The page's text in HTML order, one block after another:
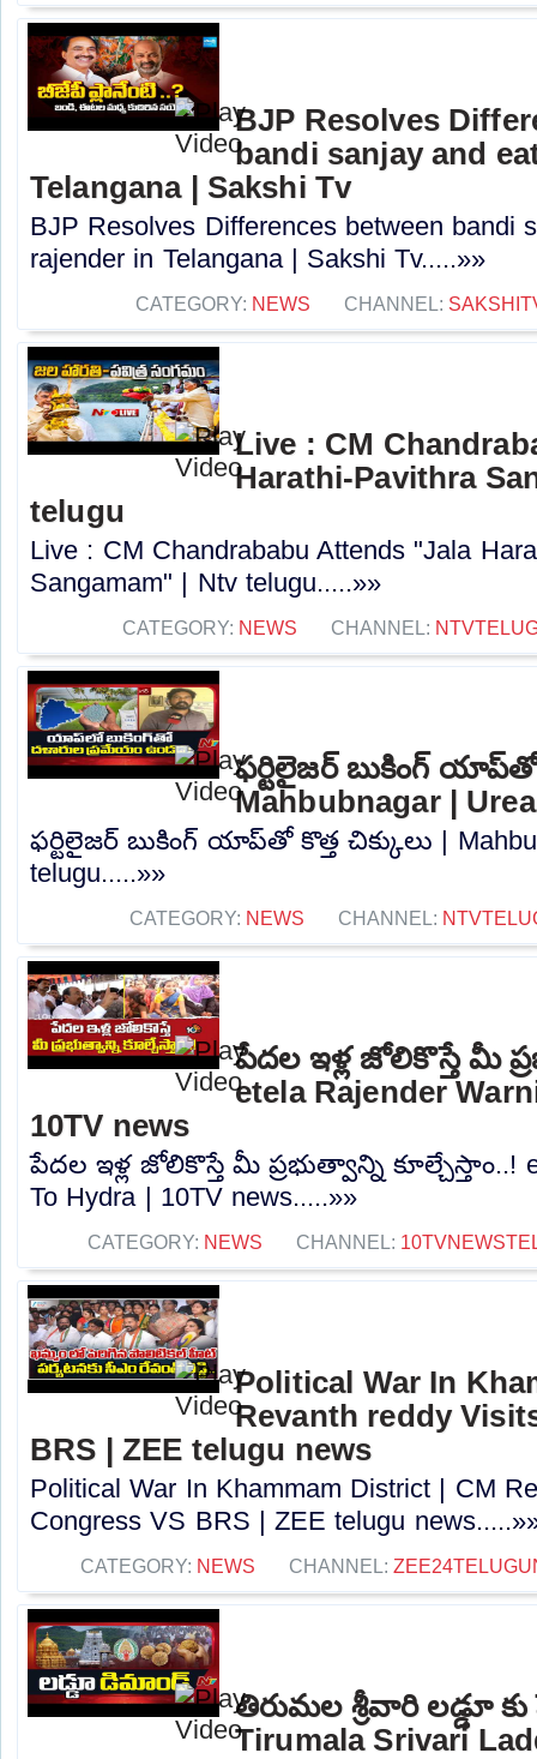
BJP Resolves
bandi sanjay and
Telangana | Sakshi Tv
BJP Resolves Differences between bandi
rajender in Telangana | Sakshi Tv.....»»
CATEGORY: NEWS CHANNEL:
Live : CM
Harathi-Pavithra
telugu
Live : CM Chandrababu Attends "Jala
Sangamam" | Ntv telugu.....»»
CATEGORY: NEWS CHANNEL:
ఫర్టిలైజర్ బుకింగ్ యాప్‌తో
Mahbubnagar |
ఫర్టిలైజర్ బుకింగ్ యాప్‌తో కొత్త చిక్కులు |
telugu.....»»
CATEGORY: NEWS CHANNEL:
పేదల ఇళ్ల జోలికొస్తే మీ
etela Rajender
10TV news
పేదల ఇళ్ల జోలికొస్తే మీ ప్రభుత్వాన్ని కూల్చేస్తాం..!
To Hydra | 10TV news.....»»
CATEGORY: NEWS CHANNEL:
Political War In
Revanth reddy
BRS | ZEE telugu news
Political War In Khammam District | CM
Congress VS BRS | ZEE telugu
CATEGORY: NEWS CHANNEL:
తిరుమల శ్రీవారి లడ్డూ
Tirumala Srivari